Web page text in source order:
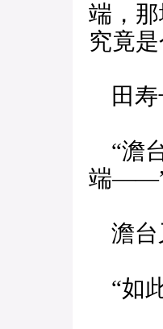
端，
究竟
田寿
“澹
端
澹台
“如